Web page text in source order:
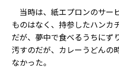
当時は、紙エプロンのサー
ものはなく、持参したハンカ
だが、夢中で食べるうちにず
汚すのだが、カレーうどんの
なかった。